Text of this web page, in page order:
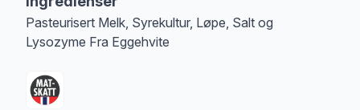
Pasteurisert Melk, Syrekultur, Løpe, Salt og
Lysozyme Fra Eggehvite